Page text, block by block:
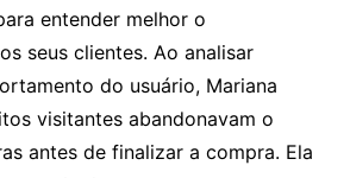
entender melhor o
seus clientes. Ao analisar
do usuário, Mariana
visitantes abandonavam o
antes de finalizar a compra. Ela